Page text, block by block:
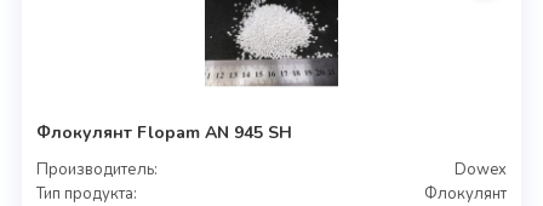
Флокулянт Flopam AN 945 SH
Производитель:
Dowex
Тип продукта:
Флокулянт